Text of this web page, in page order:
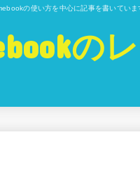
の使い方を中心に記事を書いてい
の